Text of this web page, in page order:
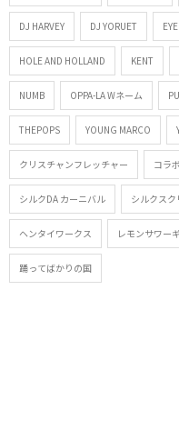
DJ HARVEY DJ YORUET EYE
HOLE AND HOLLAND KENT
NUMB OPPA-LA Wネーム
THEPOPS YOUNG MARCO
クリスチャンフレッチャー コラボ
シルクDA カーニバル シルクスク
ヘンタイワークス レモンサワー
踊ってばかりの国